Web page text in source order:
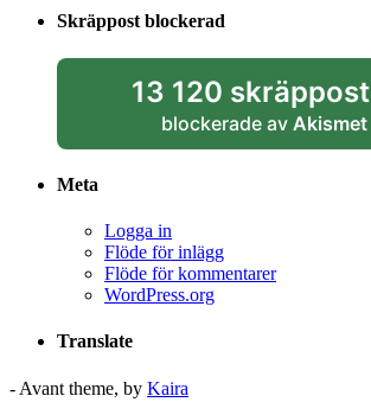
Skräppost blockerad
13 120
blockerade av Akismet
Meta
Logga in
Flöde för inlägg
Flöde för kommentarer
WordPress.org
Translate
- Avant theme, by Kaira